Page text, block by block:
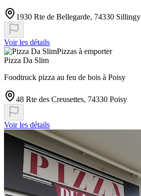
1930 Rte de Bellegarde, 74330 Sillingy
Voir les détails
Pizzas à emporter
Pizza Da Slim
Foodtruck pizza au feu de bois à Poisy
48 Rte des Creusettes, 74330 Poisy
Voir les détails